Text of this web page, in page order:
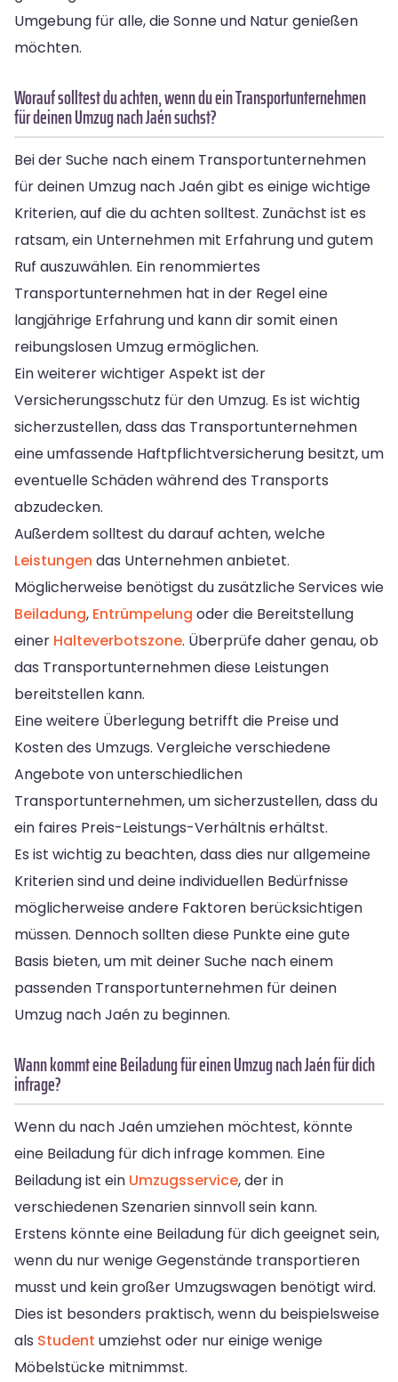
Umgebung für alle, die Sonne und Natur genießen
möchten.
Worauf solltest du achten, wenn du ein Transportunternehmen
für deinen Umzug nach Jaén suchst?
Bei der Suche nach einem Transportunternehmen
für deinen Umzug nach Jaén gibt es einige wichtige
Kriterien, auf die du achten solltest. Zunächst ist es
ratsam, ein Unternehmen mit Erfahrung und gutem
Ruf auszuwählen. Ein renommiertes
Transportunternehmen hat in der Regel eine
langjährige Erfahrung und kann dir somit einen
reibungslosen Umzug ermöglichen.
Ein weiterer wichtiger Aspekt ist der
Versicherungsschutz für den Umzug. Es ist wichtig
sicherzustellen, dass das Transportunternehmen
eine umfassende Haftpflichtversicherung besitzt, um
eventuelle Schäden während des Transports
abzudecken.
Außerdem solltest du darauf achten, welche
Leistungen das Unternehmen anbietet.
Möglicherweise benötigst du zusätzliche Services wie
Beiladung, Entrümpelung oder die Bereitstellung
einer Halteverbotszone. Überprüfe daher genau, ob
das Transportunternehmen diese Leistungen
bereitstellen kann.
Eine weitere Überlegung betrifft die Preise und
Kosten des Umzugs. Vergleiche verschiedene
Angebote von unterschiedlichen
Transportunternehmen, um sicherzustellen, dass du
ein faires Preis-Leistungs-Verhältnis erhältst.
Es ist wichtig zu beachten, dass dies nur allgemeine
Kriterien sind und deine individuellen Bedürfnisse
möglicherweise andere Faktoren berücksichtigen
müssen. Dennoch sollten diese Punkte eine gute
Basis bieten, um mit deiner Suche nach einem
passenden Transportunternehmen für deinen
Umzug nach Jaén zu beginnen.
Wann kommt eine Beiladung für einen Umzug nach Jaén für dich
infrage?
Wenn du nach Jaén umziehen möchtest, könnte
eine Beiladung für dich infrage kommen. Eine
Beiladung ist ein Umzugsservice, der in
verschiedenen Szenarien sinnvoll sein kann.
Erstens könnte eine Beiladung für dich geeignet sein,
wenn du nur wenige Gegenstände transportieren
musst und kein großer Umzugswagen benötigt wird.
Dies ist besonders praktisch, wenn du beispielsweise
als Student umziehst oder nur einige wenige
Möbelstücke mitnimmst.